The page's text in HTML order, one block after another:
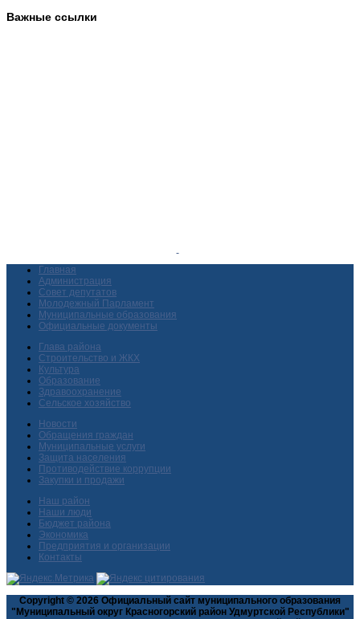
Важные ссылки
Главная
Администрация
Совет депутатов
Молодежный Парламент
Муниципальные образования
Официальные документы
Глава района
Строительство и ЖКХ
Культура
Образование
Здравоохранение
Сельское хозяйство
Новости
Обращения граждан
Муниципальные услуги
Защита населения
Противодействие коррупции
Закупки и продажи
Наш район
Наши люди
Бюджет района
Экономика
Предприятия и организации
Контакты
Copyright © 2026 Официальный сайт муниципального образования
"Муниципальный округ Красногорский район Удмуртской Республики"